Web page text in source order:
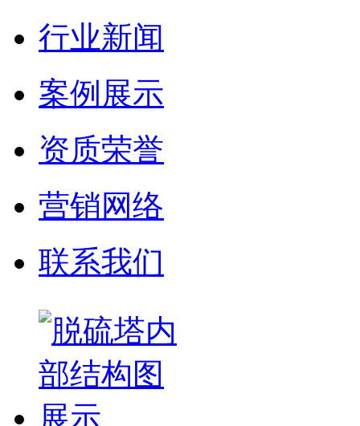
行业新闻
案例展示
资质荣誉
营销网络
联系我们